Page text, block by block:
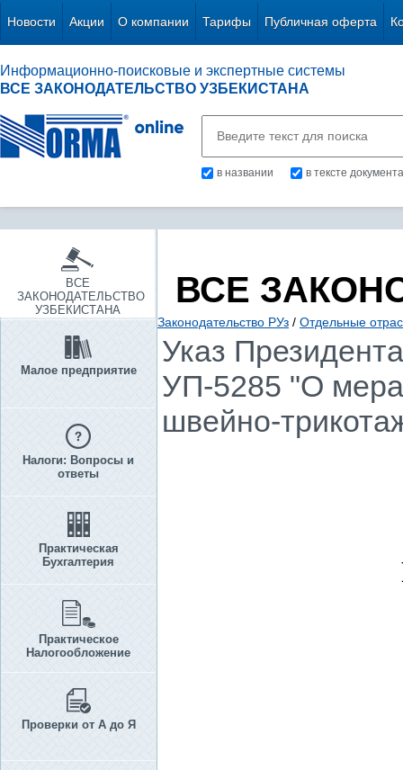
Новости Акции О компании Тарифы Публичная оферта
Информационно-поисковые и экспертные системы
ВСЕ ЗАКОНОДАТЕЛЬСТВО УЗБЕКИСТАНА
в названии в тексте документа
ВСЕ
ЗАКОНОДАТЕЛЬСТВО
УЗБЕКИСТАНА
Малое предприятие
Налоги: Вопросы и
ответы
Практическая
Бухгалтерия
Практическое
Налогообложение
Проверки от А до Я
ВСЕ
Законодательство РУз / Отдельные
Указ
УП-5285 "О
швейно-